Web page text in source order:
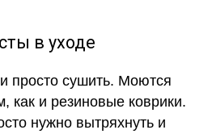
в уходе
просто сушить. Моются
как и резиновые коврики.
нужно вытряхнуть и